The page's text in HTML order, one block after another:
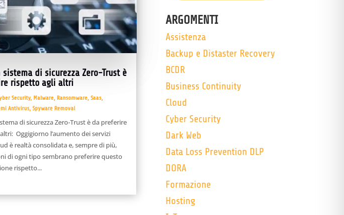
sistema di sicurezza Zero-Trust è
rispetto agli altri
Security, Malware, Ransomware, Saas,
Antivirus, Spyware Removal
di sicurezza Zero-Trust è da preferire
Oggigiorno l’aumento dei servizi
è realtà consolidata e, sempre di più,
di ogni tipo sembrano preferire questo
rispetto...
ARGOMENTI
Assistenza
Backup e Distaster Recovery
BCDR
Business Continuity
Cloud
Cyber Security
Dark Web
Data Loss Prevention DLP
DORA
Formazione
Hosting